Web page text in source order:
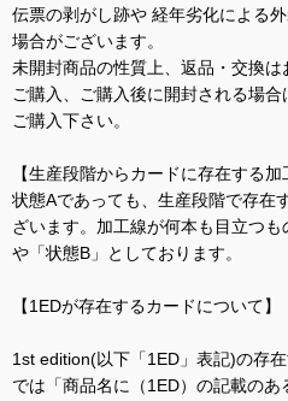
伝票の剥がし跡や 経年劣化による
場合がございます。
未開封商品の性質上、返品・交換は
ご購入、ご購入後に開封される場
ご購入下さい。
【生産段階からカードに存在する加
状態Aであっても、生産段階で存在
ざいます。加工線が何本も目立つも
や「状態B」としております。
【1EDが存在するカードについて】
1st edition(以下「1ED」表記)の存
では「商品名に（1ED）の記載のあ